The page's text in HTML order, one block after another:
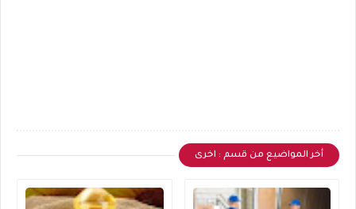
أخر المواضيع من قسم : اخرى